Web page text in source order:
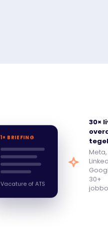
1× BRIEFING
Vacature of ATS
30×
Meta,
30+